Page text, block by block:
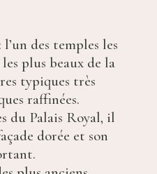
: l’un des temples les
plus beaux de la
typiques très
raffinées.
du Palais Royal, il
dorée et son